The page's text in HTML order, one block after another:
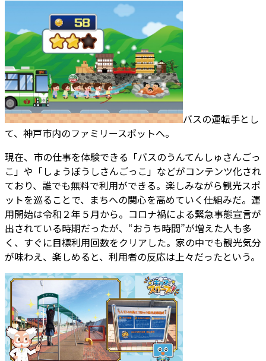
バスの運転手とし
て、神戸市内のファミリースポットへ。
現在、市の仕事を体験できる「バスのうんてんしゅさんごっ
こ」や「しょうぼうしさんごっこ」などがコンテンツ化され
ており、誰でも無料で利用ができる。楽しみながら観光スポ
ットを巡ることで、まちへの関心を高めていく仕組みだ。運
用開始は令和２年５月から。コロナ禍による緊急事態宣言が
出されている時期だったが、“おうち時間”が増えた人も多
く、すぐに目標利用回数をクリアした。家の中でも観光気分
が味わえ、楽しめると、利用者の反応は上々だったという。